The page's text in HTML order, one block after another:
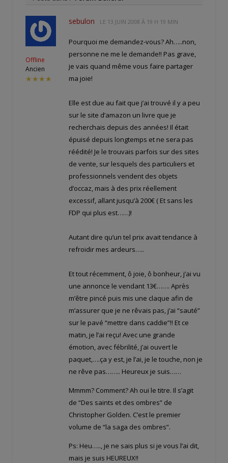
Offline
Ancien
★★★★
sebulon LE 13 JUIN 2008 À 19 H 19 MIN
Pourquoi me demandez-vous? Ah…..non,
personne ne me le demande!! Pas grave,
je vais quand même vous faire partager
ma joie!
Elle est due au fait que j’ai trouvé il y a peu
sur le site d’amazon un livre que je
recherchais depuis des années! Il était
épuisé depuis longtemps et ne sera pas
réédité! Je le trouvais parfois sur des sites
de vente, sur lesquels des particuliers et
professionnels vendent des objets
d’occaz, mais à des prix réellement
excessif, allant jusqu’à 200€ ( Et sans les
FDP qui plus est……)!
Autant dire qu’un tel prix avait tendance à
refroidir mes ardeurs…..
Et tout récemment, ô joie, ô bonheur, j’ai vu
une annonce le vendant 13€……. Après
m’être pincé puis mis une claque afin de
m’assurer que je ne rêvais pas, j’ai “sauté”
sur le pavé “mettre dans caddie”!! Et ce
matin, je l’ai reçu! Avec une grande
émotion, avec fébrilité, j’ai ouvert le
paquet,….ça y est, je l’ai, je le touche, non je
ne rêve pas…….. Heureux je suis……
Mmmm? Comment? Ah oui le titre. Il s’agit
de “Des saints et des ombres” de
Christopher Golden. C’est le premier
volume de “la saga des ombres”.
Ps: Heu….., je ne sais plus si je vous l’ai dit,
mais je suis HEUREUX!!